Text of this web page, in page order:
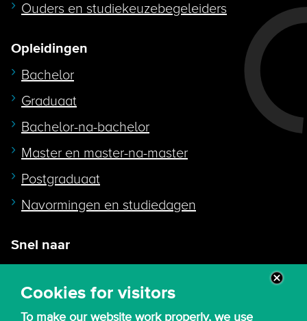
Cookies for visitors
To make our website work properly, we use
Ouders en studiekeuzebegeleiders
Opleidingen
Bachelor
Graduaat
Bachelor-na-bachelor
Master en master-na-master
Postgraduaat
Navormingen en studiedagen
Snel naar
Webmail